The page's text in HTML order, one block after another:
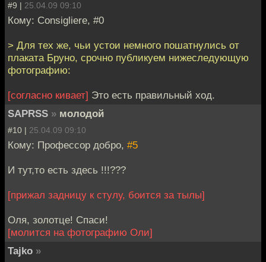
#9 | 25.04.09 09:10
Кому: Consigliere, #0
> Для тех же, чьи устои немного пошатнулись от
плаката Бруно, срочно публикуем нижеследующую
фотографию:
[согласно кивает] Это есть правильный ход.
SAPRSS » молодой
#10 | 25.04.09 09:10
Кому: Профессор добро, #5
И тут,то есть здесь !!!???
[прижал задницу к стулу, боится за тылы]
Оля, золотце! Спаси!
[молится на фотографию Оли]
Tajko »